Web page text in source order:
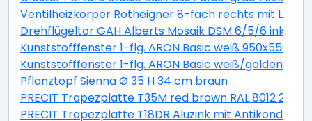
Ventilheizkörper Rotheigner 8-fach rechts mit
Drehflügeltor GAH Alberts Mosaik DSM 6/5/6 inkl.
Kunststofffenster 1-flg. ARON Basic weiß 950x550
Kunststofffenster 1-flg. ARON Basic weiß/golden oak
Pflanztopf Sienna Ø 35 H 34 cm braun
PRECIT Trapezplatte T35M red brown RAL 8012 2300
PRECIT Trapezplatte T18DR Aluzink mit